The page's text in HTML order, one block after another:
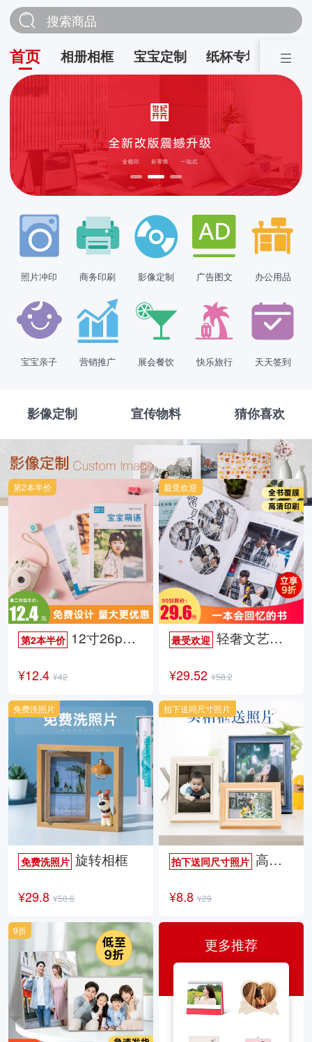
搜索商品
首页 相册相框 宝宝定制 纸杯专场 营销
照片冲印 商务印刷 影像定制 广告图文 办公用品
宝宝亲子 营销推广 展会餐饮 快乐旅行 天天签到
影像定制 宣传物料 猜你喜欢
第2本半价 12寸26p时尚杂志册
¥12.4 ¥42
第2本半价
最受欢迎 轻奢文艺照片书
¥29.52 ¥58.2
最受欢迎
免费洗照片 旋转相框
¥29.8 ¥50.6
免费洗照片
拍下送同尺寸照片高档欧式相框
¥8.8 ¥29
拍下送同尺寸照片
9折
更多推荐